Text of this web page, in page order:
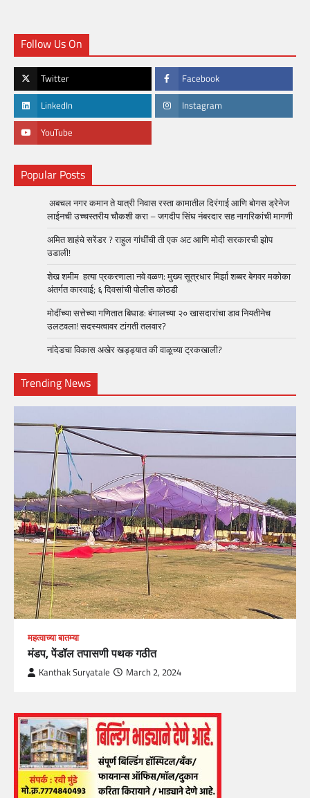
Follow Us On
Twitter Facebook
LinkedIn Instagram
YouTube
Popular Posts
अबचल नगर कमान ते यात्री निवास रस्ता कामातील दिरंगाई आणि बोगस ड्रेनेज
लाईनची उच्चस्तरीय चौकशी करा – जगदीप सिंघ नंबरदार सह नागरिकांची मागणी
अमित शाहंचे सरेंडर ? राहुल गांधींची ती एक अट आणि मोदी सरकारची झोप
उडाली!
शेख शमीम हत्या प्रकरणाला नवे वळण: मुख्य सूत्रधार मिर्झा शब्बर बेगवर मकोका
अंतर्गत कारवाई; ६ दिवसांची पोलीस कोठडी
मोदींच्या सत्तेच्या गणितात बिघाड: बंगालच्या २० खासदारांचा डाव नियतीनेच
उलटवला! सदस्यत्वावर टांगती तलवार?
नांदेडचा विकास अखेर खड्ड्यात की वाळूच्या ट्रकखाली?
Trending News
महत्वाच्या बातम्या
मंडप, पेंडॉल तपासणी पथक गठीत
Kanthak Suryatale March 2, 2024